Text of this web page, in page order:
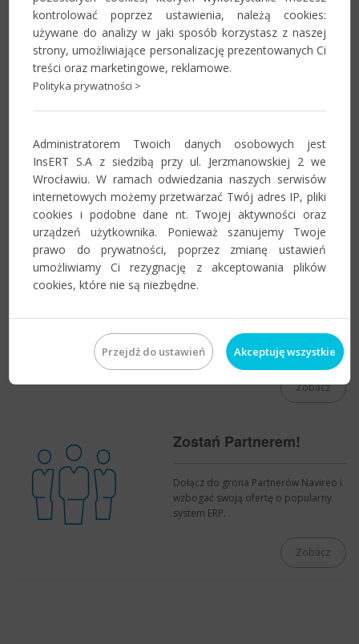
istotne komunikaty i przydatne
materiały dla Partnerów.
Zobacz
Forum
Miejsce wymiany uwag, doświadczeń i
innych informacji związanych z
systemem Navireo.
Zobacz
Szkolenia
Harmonogram spotkań i wydarzeń
edukacyjnych dla Partnerów Navireo.
Zobacz
Zostań Partnerem!
Dołącz do grona Partnerów Navireo i
wzbogać swoją ofertę o popularny
system ERP.
Zobacz
kontrolować poprzez ustawienia, należą cookies:
używane do analizy w jaki sposób korzystasz z naszej
strony, umożliwiające personalizację prezentowanych Ci
treści oraz marketingowe, reklamowe.
Polityka prywatności >
Administratorem Twoich danych osobowych jest
InsERT S.A z siedzibą przy ul. Jerzmanowskiej 2 we
Wrocławiu. W ramach odwiedzania naszych serwisów
internetowych możemy przetwarzać Twój adres IP, pliki
cookies i podobne dane nt. Twojej aktywności oraz
urządzeń użytkownika. Ponieważ szanujemy Twoje
prawo do prywatności, poprzez zmianę ustawień
umożliwiamy Ci rezygnację z akceptowania plików
cookies, które nie są niezbędne.
Przejdź do ustawień Akceptuję wszystkie